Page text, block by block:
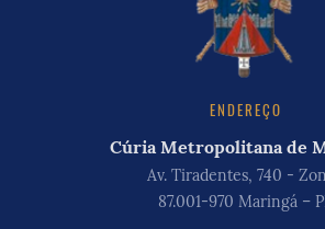
ENDEREÇO
Cúria Metropolitana de
Av. Tiradentes, 740 -
87.001-970 Maringá –